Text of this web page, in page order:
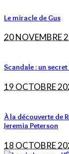
Le miracle de Gus
20 NOVEMBRE
Scandale : un
19 OCTOBRE
À la découverte de
Jeremia Peterson
18 OCTOBRE